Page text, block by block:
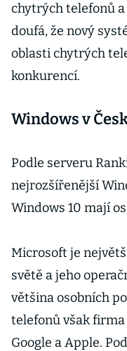
chytrých telefonů
doufá, že nový
oblasti chytrých
konkurencí.
Windows v
Podle serveru
nejrozšířenější
Windows 10 mají
Microsoft je
světě a jeho
většina osobních
telefonů však
Google a Apple.